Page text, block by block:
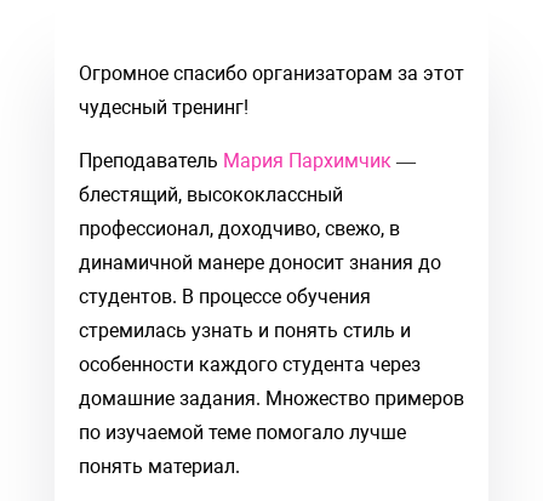
Огромное спасибо организаторам за этот
чудесный тренинг!
Преподаватель Мария Пархимчик—
блестящий, высококлассный
профессионал, доходчиво, свежо, в
динамичной манере доносит знания до
студентов. В процессе обучения
стремилась узнать и понять стиль и
особенности каждого студента через
домашние задания. Множество примеров
по изучаемой теме помогало лучше
понять материал.